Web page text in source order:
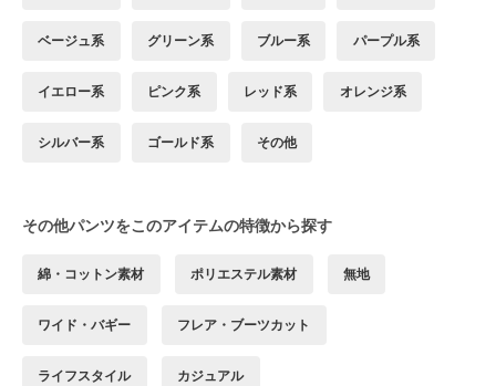
ベージュ系 グリーン系 ブルー系 パープル系
イエロー系 ピンク系 レッド系 オレンジ系
シルバー系 ゴールド系 その他
その他パンツをこのアイテムの特徴から探す
綿・コットン素材 ポリエステル素材 無地
ワイド・バギー フレア・ブーツカット
ライフスタイル カジュアル